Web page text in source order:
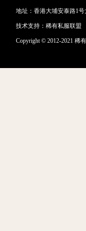
地址：香港大埔安泰路1
技术支持： 稀有私服联盟
Copyright © 2012-2021 稀